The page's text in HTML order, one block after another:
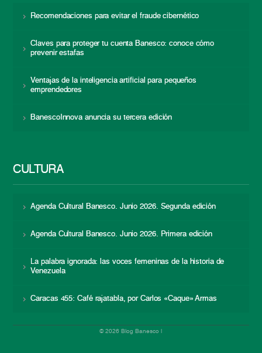
Recomendaciones para evitar el fraude cibernético
Claves para proteger tu cuenta Banesco: conoce cómo
prevenir estafas
Ventajas de la inteligencia artificial para pequeños
emprendedores
BanescoInnova anuncia su tercera edición
CULTURA
Agenda Cultural Banesco. Junio 2026. Segunda edición
Agenda Cultural Banesco. Junio 2026. Primera edición
La palabra ignorada: las voces femeninas de la historia de
Venezuela
Caracas 455: Café rajatabla, por Carlos «Caque» Armas
© 2026 Blog Banesco |